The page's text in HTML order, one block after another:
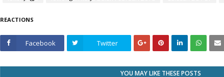
REACTIONS
Facebook Twitter
YOU MAY LIKE THESE POSTS